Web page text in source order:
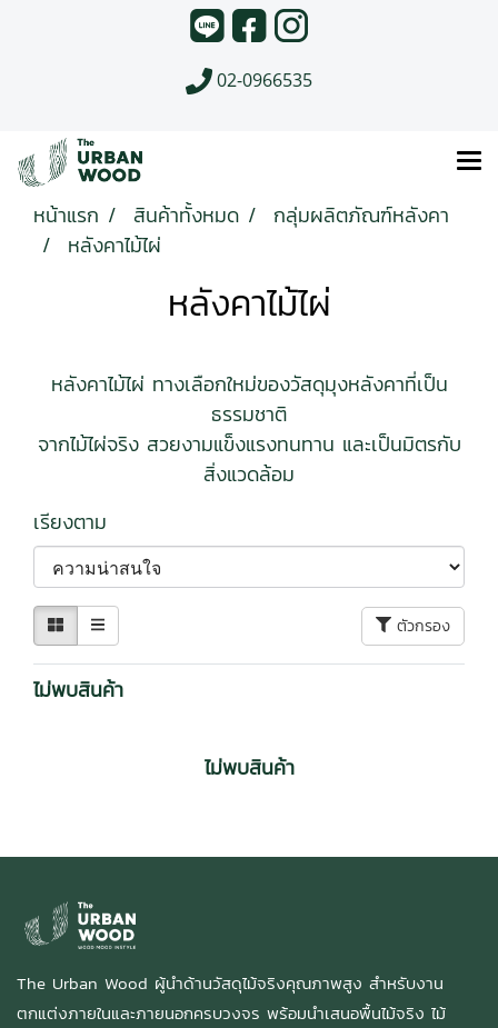
02-0966535
หน้าแรก สินค้าทั้งหมด
กลุ่มผลิตภัณฑ์หลังคา
หลังคาไม้ไผ่
หลังคาไม้ไผ่
หลังคาไม้ไผ่ ทางเลือกใหม่ของวัสดุมุงหลังคาที่เป็น
ธรรมชาติ
จากไม้ไผ่จริง สวยงามแข็งแรงทนทาน และเป็นมิตรกับ
สิ่งแวดล้อม
เรียงตาม
ตัวกรอง
ไม่พบสินค้า
ไม่พบสินค้า
The Urban Wood ผู้นำด้านวัสดุไม้จริงคุณภาพสูง สำหรับงาน
ตกแต่งภายในและภายนอกครบวงจร พร้อมนำเสนอพื้นไม้จริง ไม้